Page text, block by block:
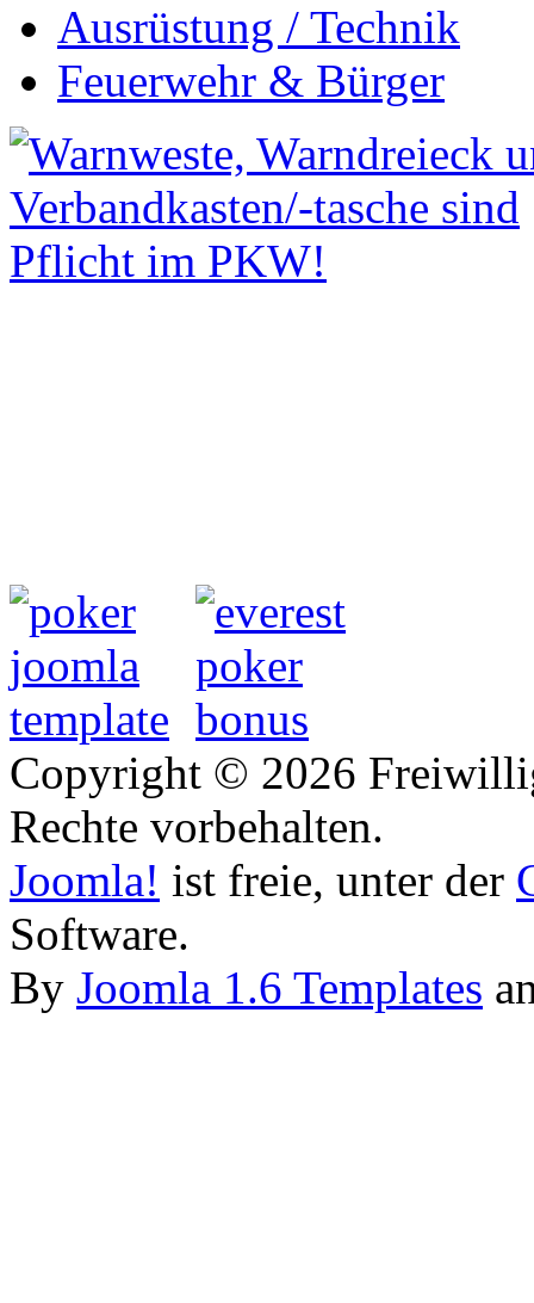
Ausrüstung / Technik
Feuerwehr & Bürger
Copyright © 2026
Rechte vorbehalten.
Joomla! ist freie, unter der
Software.
By Joomla 1.6 Templates